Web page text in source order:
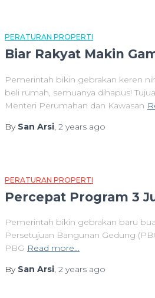
PERATURAN PROPERTI
Biar Rakyat Makin
Pemerintah bikin gebrakan keren
beli rumah, semuanya dihapus!
Menteri Perumahan dan Kawasan
By San Arsi, 2 years ago
PERATURAN PROPERTI
Percepat Program 3
Pemerintah bikin gebrakan baru
Persetujuan Bangunan Gedung
PBG Read more…
By San Arsi, 2 years ago